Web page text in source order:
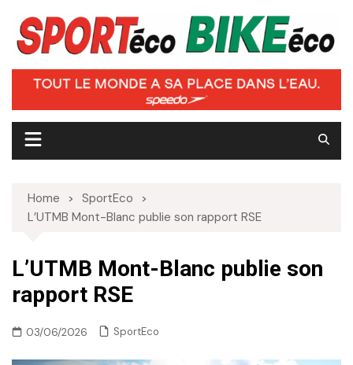
content
Home
SportEco
L’UTMB Mont-Blanc publie son rapport RSE
L’UTMB Mont-Blanc publie son
rapport RSE
03/06/2026 SportEco